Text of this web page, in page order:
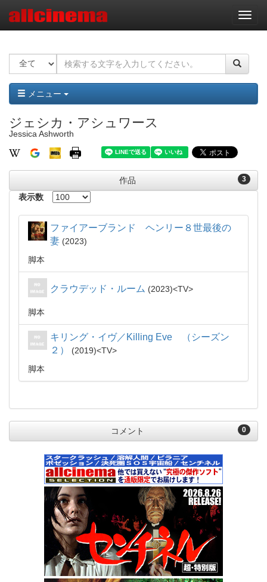
ナ
ビ
ー
ョ
ン
メニュー
ジェシカ・アシュワース
Jessica Ashworth
3
作品
表示数
ファイアーブランド ヘンリー８世最後の
妻
2023
脚本
クラウデッド・ルーム 2023 TV
脚本
キリング・イヴ／Killing Eve （シーズン
２）
2019
TV
脚本
0
コメント